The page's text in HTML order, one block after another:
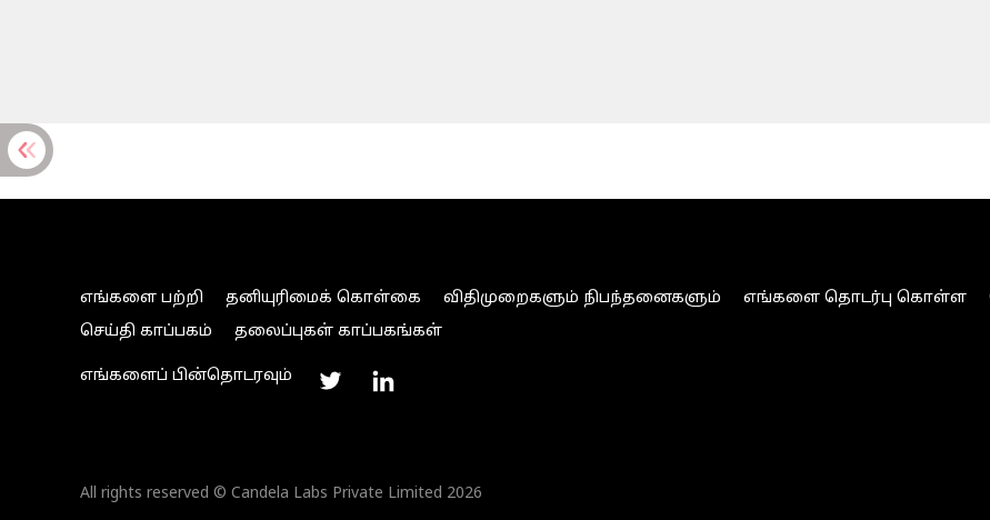
எங்களை பற்றி தனியுரிமைக் கொள்கை விதிமுறைகளும் நிபந்தனைகளும் எங்களை தொடர்பு கொள்ள
செய்தி காப்பகம்
தலைப்புகள் காப்பகங்கள்
எங்களைப் பின்தொடரவும்
All rights reserved © Candela Labs Private Limited 2026